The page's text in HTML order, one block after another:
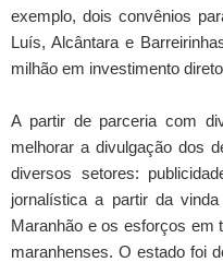
exemplo, dois convênios
Luís, Alcântara e
milhão em investimento
A partir de parceria com
melhorar a divulgação dos
diversos setores:
jornalística a partir da
Maranhão e os esforços em
maranhenses. O estado foi